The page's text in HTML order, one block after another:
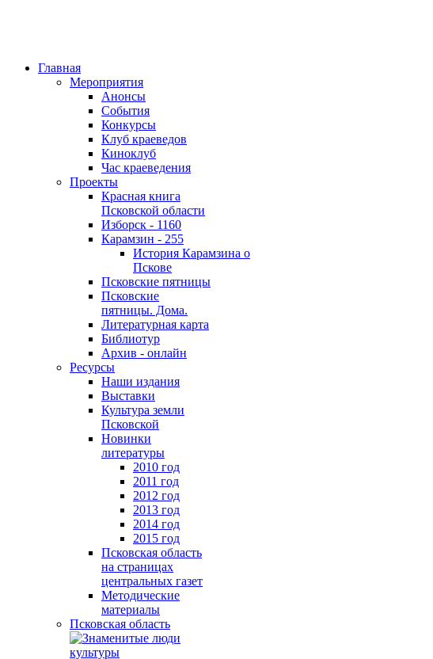
Главная
Мероприятия
Анонсы
События
Конкурсы
Клуб краеведов
Киноклуб
Час краеведения
Проекты
Красная книга
Псковской области
Изборск - 1160
Карамзин - 255
История Карамзина о
Пскове
Псковские пятницы
Псковские
пятницы. Дома.
Литературная карта
Библиотур
Архив - онлайн
Ресурсы
Наши издания
Выставки
Культура земли
Псковской
Новинки
литературы
2010 год
2011 год
2012 год
2013 год
2014 год
2015 год
Псковская область
на страницах
центральных газет
Методические
материалы
Псковская область